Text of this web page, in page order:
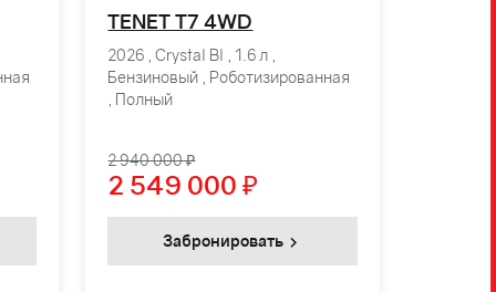
TENET T7 4WD
2026 , Crystal Bl , 1.6 л ,
Бензиновый , Роботизированная
, Полный
2 940 000 ₽
2 549 000 ₽
Забронировать